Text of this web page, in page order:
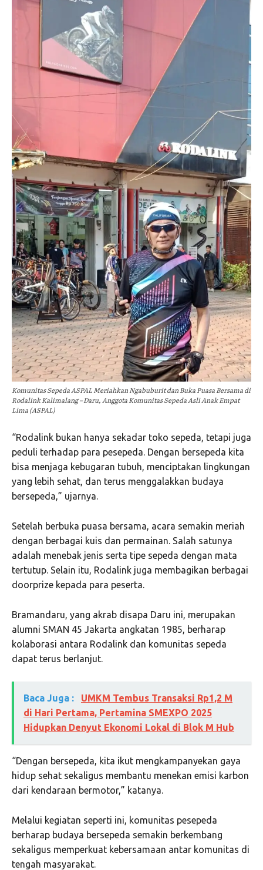
Komunitas Sepeda ASPAL Meriahkan Ngabuburit dan Buka Puasa Bersama di
Rodalink Kalimalang – Daru, Anggota Komunitas Sepeda Asli Anak Empat
Lima (ASPAL)
“Rodalink bukan hanya sekadar toko sepeda, tetapi juga
peduli terhadap para pesepeda. Dengan bersepeda kita
bisa menjaga kebugaran tubuh, menciptakan lingkungan
yang lebih sehat, dan terus menggalakkan budaya
bersepeda,” ujarnya.
Setelah berbuka puasa bersama, acara semakin meriah
dengan berbagai kuis dan permainan. Salah satunya
adalah menebak jenis serta tipe sepeda dengan mata
tertutup. Selain itu, Rodalink juga membagikan berbagai
doorprize kepada para peserta.
Bramandaru, yang akrab disapa Daru ini, merupakan
alumni SMAN 45 Jakarta angkatan 1985, berharap
kolaborasi antara Rodalink dan komunitas sepeda
dapat terus berlanjut.
Baca Juga :
UMKM Tembus Transaksi Rp1,2 M
di Hari Pertama, Pertamina SMEXPO 2025
Hidupkan Denyut Ekonomi Lokal di Blok M Hub
“Dengan bersepeda, kita ikut mengkampanyekan gaya
hidup sehat sekaligus membantu menekan emisi karbon
dari kendaraan bermotor,” katanya.
Melalui kegiatan seperti ini, komunitas pesepeda
berharap budaya bersepeda semakin berkembang
sekaligus memperkuat kebersamaan antar komunitas di
tengah masyarakat.